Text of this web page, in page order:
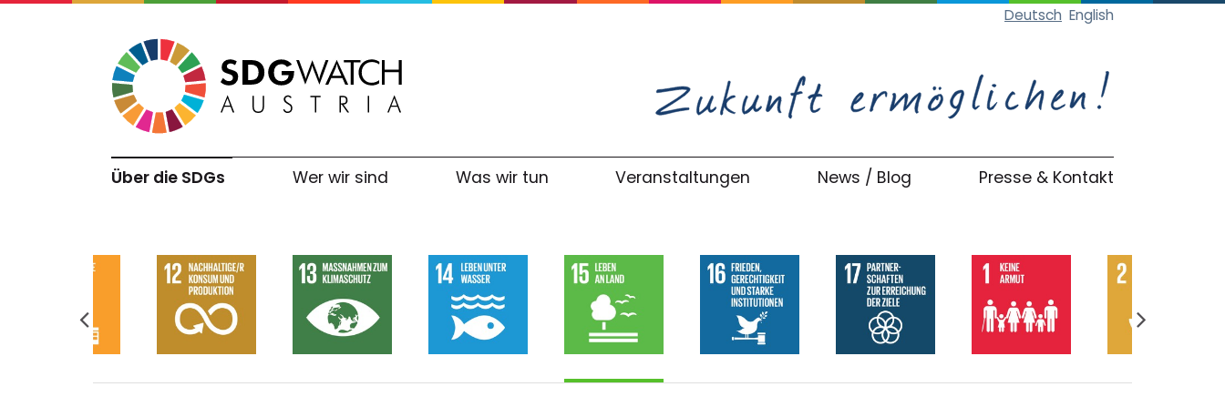
Deutsch English
Über die SDGs Wer wir sind Was wir tun Veranstaltungen News / Blog Presse & Kontakt